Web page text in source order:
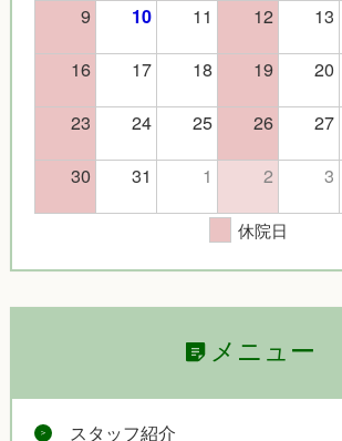
9
10 11 12 13
16
17 18 19 20
23
24 25 26 27
30
31 1 2 3
休院日
メニュー
スタッフ紹介